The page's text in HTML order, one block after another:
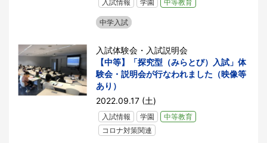
入試情報 学園 中等教育
中学入試
入試体験会・入試説明会
【中等】「探究型（みらとび）入試」体
験会・説明会が行なわれました（映像等
あり）
2022.09.17 (土)
入試情報 学園
中等教育
コロナ対策関連